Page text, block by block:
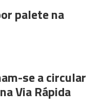
palete na
se a circular
Via Rápida